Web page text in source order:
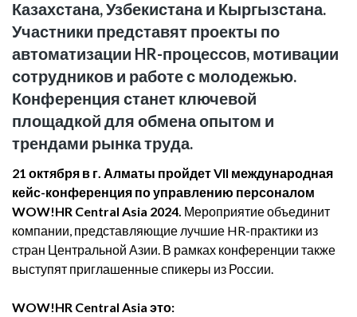
Казахстана, Узбекистана и Кыргызстана.
Участники представят проекты по
автоматизации HR-процессов, мотивации
сотрудников и работе с молодежью.
Конференция станет ключевой
площадкой для обмена опытом и
трендами рынка труда.
21 октября в г. Алматы пройдет VII международная
кейс-конференция по управлению персоналом
WOW!HR Central Asia 2024. Мероприятие объединит
компании, представляющие лучшие HR-практики из
стран Центральной Азии. В рамках конференции также
выступят приглашенные спикеры из России.
WOW!HR Central Asia это: